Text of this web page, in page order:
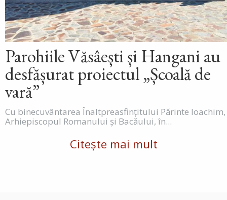
Parohiile Văsâești și Hangani au
desfășurat proiectul „Școală de
vară”
Cu binecuvântarea Înaltpreasfințitului Părinte Ioachim,
Arhiepiscopul Romanului și Bacăului, în...
Citește mai mult